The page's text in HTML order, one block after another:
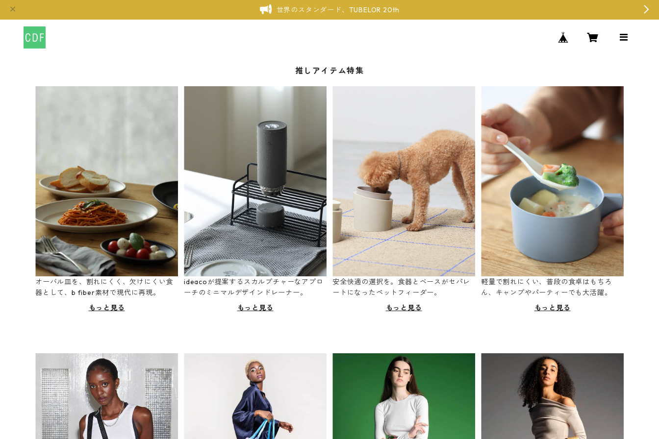
世界のスタンダード、TUBELOR 20th
推しアイテム特集
オーバル皿を、割れにくく、欠けにくい食
器として、b fiber素材で現代に再現。
もっと見る
ideacoが提案するスカルプチャーなアプロ
ーチのミニマルデザインドレーナー。
もっと見る
安全快適の選択を。食器とベースがセパレ
ートになったペットフィーダー。
もっと見る
軽量で割れにくい、普段の食卓はもちろ
ん、キャンプやパーティーでも大活躍。
もっと見る